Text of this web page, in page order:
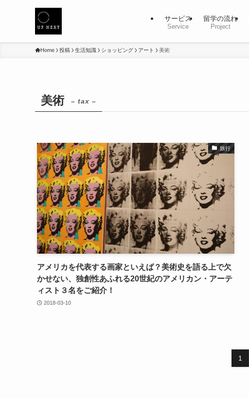
サービス
Service
留学の流れ
Project
Home 投稿 生活知識 ショッピング アート 美術
美術 – tax –
旅行
アメリカを代表する画家といえば？美術史を語る上で欠
かせない、独創性あふれる20世紀のアメリカン・アーテ
ィスト３名をご紹介！
2018-03-10
1